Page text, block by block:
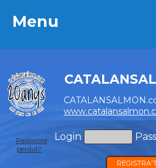
Menu
Login
Password
perdut?
Menu